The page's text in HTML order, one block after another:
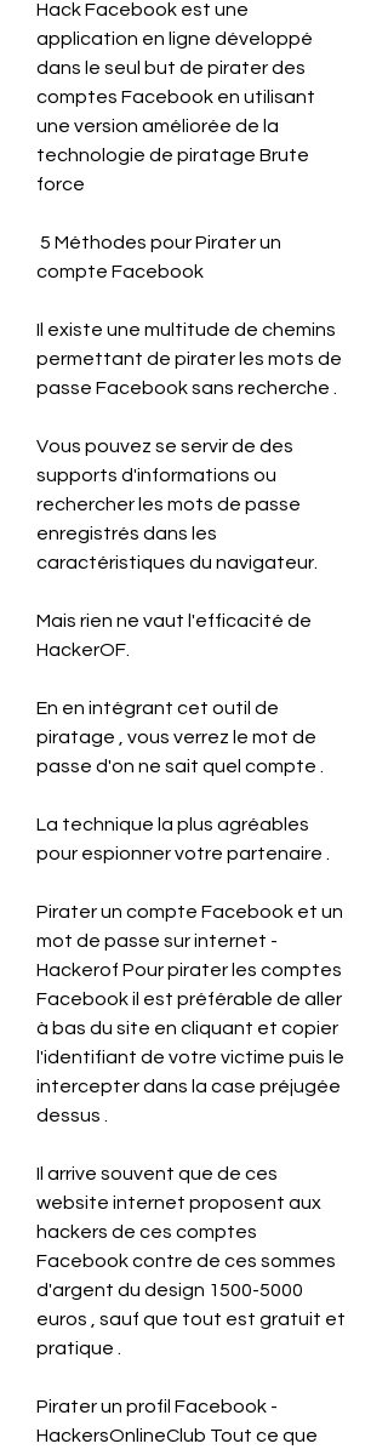
Hack Facebook est une
application en ligne développé
dans le seul but de pirater des
comptes Facebook en utilisant
une version améliorée de la
technologie de piratage Brute
force
compte Facebook
Il existe une multitude de chemins
permettant de pirater les mots de
passe Facebook sans recherche .
Vous pouvez se servir de des
supports d'informations ou
rechercher les mots de passe
enregistrés dans les
caractéristiques du navigateur.
Mais rien ne vaut l'efficacité de
HackerOF.
En en intégrant cet outil de
piratage , vous verrez le mot de
passe d'on ne sait quel compte .
La technique la plus agréables
pour espionner votre partenaire .
Pirater un compte Facebook et un
mot de passe sur internet -
Hackerof Pour pirater les comptes
Facebook il est préférable de aller
à bas du site en cliquant et copier
l'identifiant de votre victime puis le
intercepter dans la case préjugée
dessus .
Il arrive souvent que de ces
website internet proposent aux
hackers de ces comptes
Facebook contre de ces sommes
d'argent du design 1500-5000
euros , sauf que tout est gratuit et
pratique .
Pirater un profil Facebook -
HackersOnlineClub Tout ce que